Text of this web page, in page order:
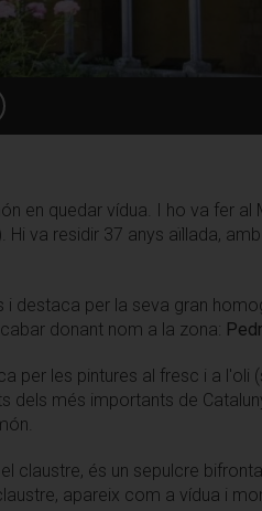
en quedar vídua. I ho va fer al
va residir 37 anys aïllada,
destaca per la seva gran
donant nom a la zona:
per les pintures al fresc i a l'oli
dels més importants de
el claustre, és un sepulcre
apareix com a vídua i